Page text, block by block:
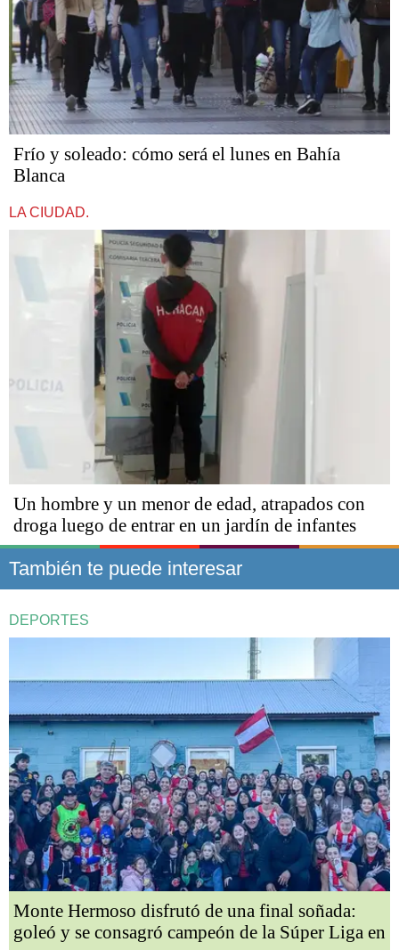
Frío y soleado: cómo será el lunes en Bahía
Blanca
LA CIUDAD.
Un hombre y un menor de edad, atrapados con
droga luego de entrar en un jardín de infantes
También te puede interesar
DEPORTES
Monte Hermoso disfrutó de una final soñada:
goleó y se consagró campeón de la Súper Liga en